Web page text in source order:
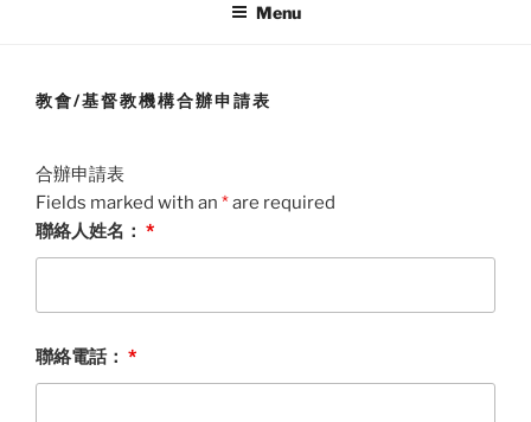
Menu
教會/基督教機構合辦申請表
合辦申請表
Fields marked with an *are required
聯絡人姓名： *
聯絡電話： *